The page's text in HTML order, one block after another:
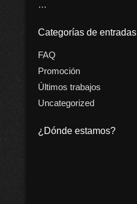
…
Categorías de entradas
FAQ
Promoción
Últimos trabajos
Uncategorized
¿Dónde estamos?